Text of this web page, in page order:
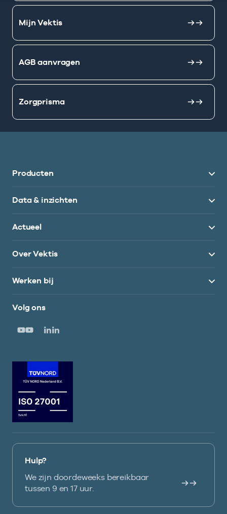
Mijn Vektis
AGB aanvragen
Zorgprisma
Producten
Data & inzichten
Actueel
Over Vektis
Werken bij
Volg ons
Hulp?
We zijn doordeweeks bereikbaar
tussen 9 en 17 uur.